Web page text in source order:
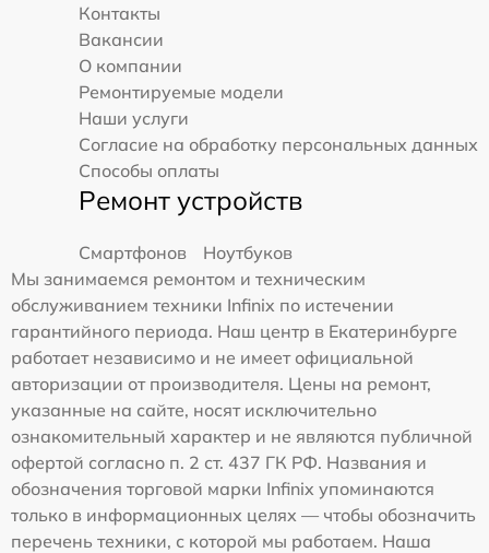
Контакты
Вакансии
О компании
Ремонтируемые модели
Наши услуги
Согласие на обработку персональных данных
Способы оплаты
Ремонт устройств
Смартфонов
Ноутбуков
Мы занимаемся ремонтом и техническим
обслуживанием техники Infinix по истечении
гарантийного периода. Наш центр в Екатеринбурге
работает независимо и не имеет официальной
авторизации от производителя. Цены на ремонт,
указанные на сайте, носят исключительно
ознакомительный характер и не являются публичной
офертой согласно п. 2 ст. 437 ГК РФ. Названия и
обозначения торговой марки Infinix упоминаются
только в информационных целях — чтобы обозначить
перечень техники, с которой мы работаем. Наша